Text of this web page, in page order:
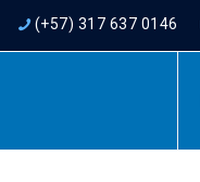
(+57) 317 637 0146